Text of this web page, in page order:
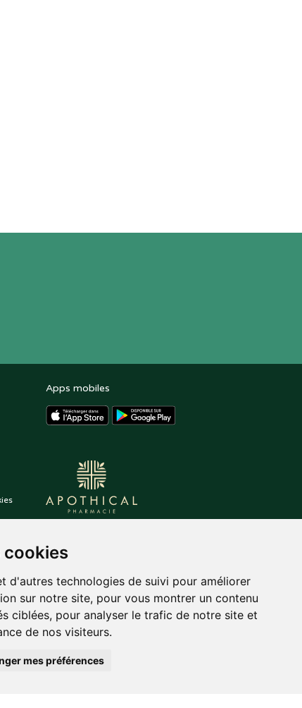
cookies
d'autres technologies de suivi pour améliorer
sur notre site, pour vous montrer un contenu
ciblées, pour analyser le trafic de notre site et
de nos visiteurs.
mes préférences
Apps mobiles